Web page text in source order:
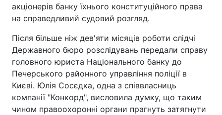
акціонерів банку їхнього конституційного права
на справедливий судовий розгляд.
Після більше ніж дев'яти місяців роботи слідчі
Державного бюро розслідувань передали справу
головного юриста Національного банку до
Печерського районного управління поліції в
Києві. Юлія Сосєдка, одна з співвласниць
компанії "Конкорд", висловила думку, що таким
чином правоохоронні органи прагнуть затягнути